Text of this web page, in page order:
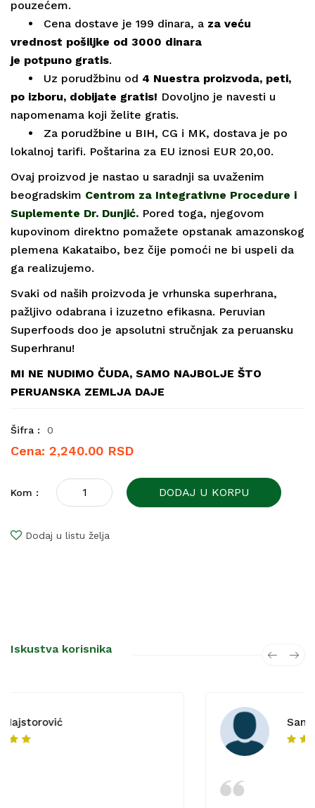
pouzećem.
•
Cena dostave je 199 dinara, a za veću
vrednost pošiljke od 3000 dinara
je potpuno gratis.
•
Uz porudžbinu od 4 Nuestra proizvoda, peti,
po izboru, dobijate gratis! Dovoljno je navesti u
napomenama koji želite gratis.
•
Za porudžbine u BIH, CG i MK, dostava je po
lokalnoj tarifi. Poštarina za EU iznosi EUR 20,00.
Ovaj proizvod je nastao u saradnji sa uvaženim
beogradskim Centrom za Integrativne Procedure i
Suplemente Dr. Dunjić. Pored toga, njegovom
kupovinom direktno pomažete opstanak amazonskog
plemena Kakataibo, bez čije pomoći ne bi uspeli da
ga realizujemo.
Svaki od naših proizvoda je vrhunska superhrana,
pažljivo odabrana i izuzetno efikasna. Peruvian
Superfoods doo je apsolutni stručnjak za peruansku
Superhranu!
MI NE NUDIMO ČUDA, SAMO NAJBOLJE ŠTO
PERUANSKA ZEMLJA DAJE
Šifra : 0
Cena: 2,240.00 RSD
Kom : DODAJ U KORPU
Dodaj u listu želja
Iskustva korisnika
Sandra S.